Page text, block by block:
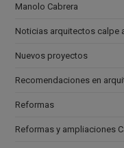
Manolo Cabrera
Noticias arquitectos calpe
Nuevos proyectos
Recomendaciones en
Reformas
Reformas y ampliaciones